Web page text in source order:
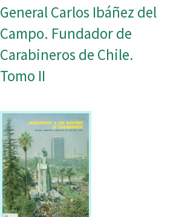
General Carlos Ibáñez del
Campo. Fundador de
Carabineros de Chile.
Tomo II